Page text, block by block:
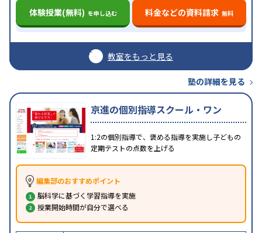
体験授業(無料) を申し込む 料金などの資料請求 無料
教室をもっと見る
塾の詳細を見る
京進の個別指導スクール・ワン
1:2の個別指導で、褒める指導を実施し子どもの
定期テストの点数を上げる
編集部のおすすめポイント
脳科学に基づく学習指導を実施
授業開始時間が自分で選べる